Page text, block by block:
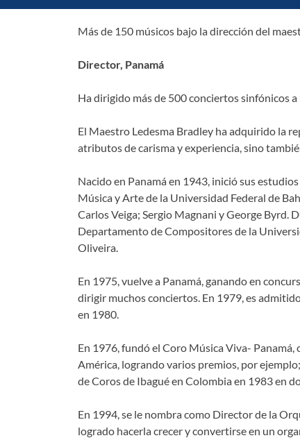
Más de 150 músicos bajo la dirección del
Director, Panamá
Ha dirigido más de 500 conciertos sinfónicos
El Maestro Ledesma Bradley ha adquirido la
atributos de carisma y experiencia, sino
Nacido en Panamá en 1943, inició sus
Música y Arte de la Universidad Federal de
Carlos Veiga; Sergio Magnani y George Byrd.
Departamento de Compositores de la
Oliveira.
En 1975, vuelve a Panamá, ganando en
dirigir muchos conciertos. En 1979, es
en 1980.
En 1976, fundó el Coro Música Viva-
América, logrando varios premios, por
de Coros de Ibagué en Colombia en 1983 en
En 1994, se le nombra como Director de la
logrado hacerla crecer y convertirse en un